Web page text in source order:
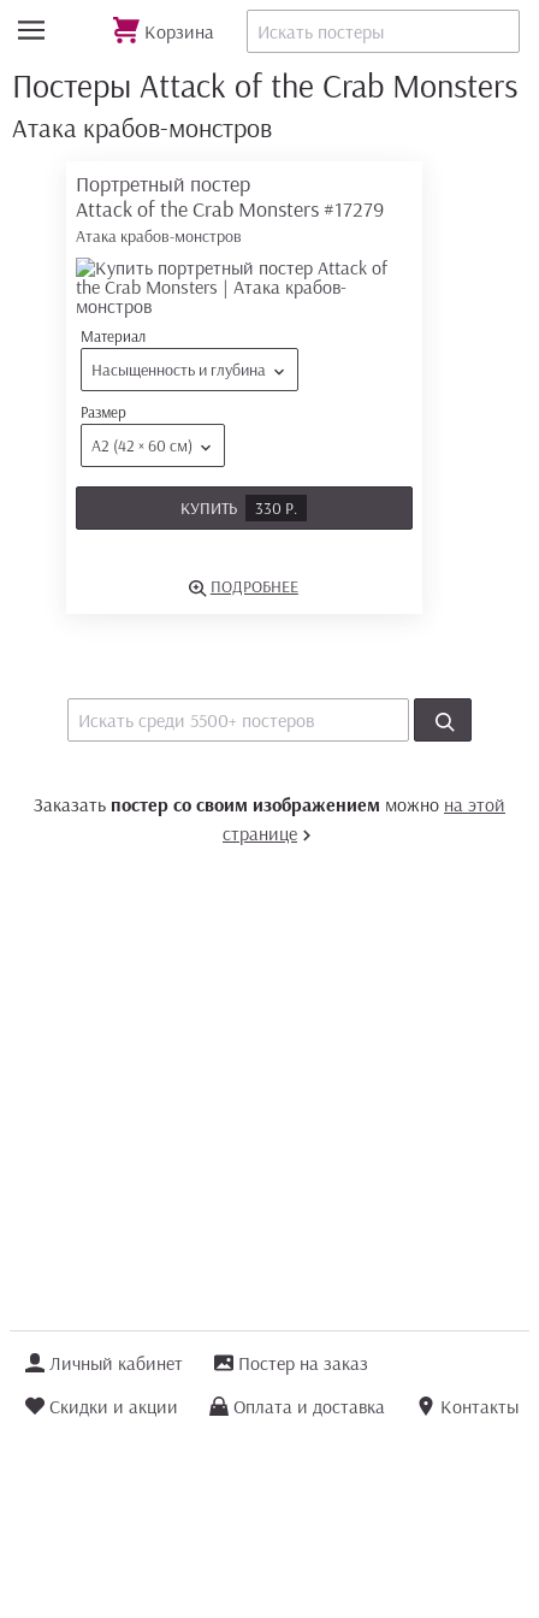
Корзина
Постеры Attack of the Crab Monsters
Атака крабов-монстров
Портретный постер
Attack of the Crab Monsters #17279
Атака крабов-монстров
Материал
Насыщенность и глубина
Размер
А2 (42 × 60 см)
КУПИТЬ 330 Р.
ПОДРОБНЕЕ
Заказать постер со своим изображением можно на этой
странице
Личный кабинет
Постер на заказ
Скидки и акции
Оплата и доставка
Контакты